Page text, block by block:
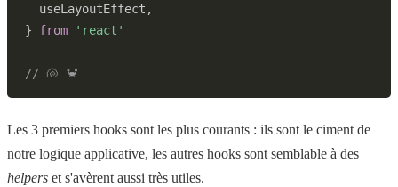
  useLayoutEffect
,
}
from 'react'
// 🐚 🦀
Les 3 premiers hooks sont les plus courants : ils sont le ciment de
notre logique applicative, les autres hooks sont semblable à des
helpers et s'avèrent aussi très utiles.